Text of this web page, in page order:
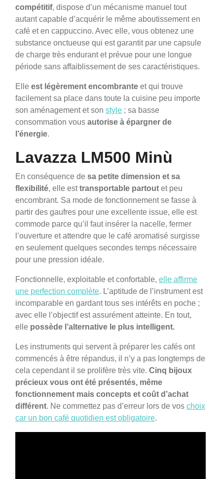
compétitif, dispose d’un mécanisme manuel tout
autant capable d’acquérir le même aboutissement en
café et en cappuccino. Avec elle, vous obtenez une
substance onctueuse qui est garantit par une capsule
de charge très endurant et prévue pour une longue
période sans affaiblissement de ses caractéristiques.
Elle est légèrement encombrante et qui trouve
facilement sa place dans toute la cuisine peu importe
son aménagement et son style ; sa basse
consommation vous autorise à épargner de
l’énergie.
Lavazza LM500 Minù
En conséquence de sa petite dimension et sa
flexibilité, elle esttransportable partout et peu
encombrant. Sa mode de fonctionnement se fasse à
partir des gaufres pour une excellente issue, elle est
commode parce qu’il faut insérer la nacelle, fermer
l’ouverture et attendre que le café aromatisé surgisse
en seulement quelques secondes temps nécessaire
pour une pression idéale.
Fonctionnelle, exploitable et confortable, elle affirme
une perfection complète. L’aptitude de l’instrument est
incomparable en gardant tous ses intérêts en poche ;
avec elle l’objectif est assurément atteinte. En tout,
elle possède l’alternative le plus intelligent.
Les instruments qui servent à préparer les cafés ont
commencés à être répandus, il n’y a pas longtemps de
cela cependant il se prolifère très vite. Cinq bijoux
précieux vous ont été présentés, même
fonctionnement mais concepts et coût d’achat
différent. Ne commettez pas d’erreur lors de vos choix
car un bon café quotidien est obligatoire.